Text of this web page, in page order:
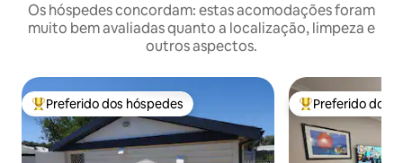
Os hóspedes concordam: estas acomodações foram
muito bem avaliadas quanto a localização, limpeza e
outros aspectos.
Entre os melhores preferidos dos hóspedes
Preferido dos hóspedes Entre os
Preferido dos